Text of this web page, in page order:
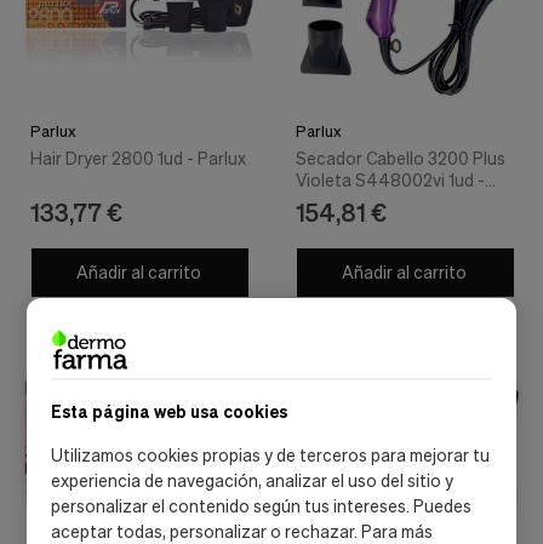
Esta página web usa cookies
Utilizamos cookies propias y de terceros para mejorar tu
experiencia de navegación, analizar el uso del sitio y
personalizar el contenido según tus intereses. Puedes
aceptar todas, personalizar o rechazar. Para más
Parlux
Hair Dryer 2800 1ud - Parlux
133,77 €
Añadir al carrito
Parlux
Secador Cabello 3200 Plus
Violeta S448002vi 1ud -
Parlux
154,81 €
Añadir al carrito